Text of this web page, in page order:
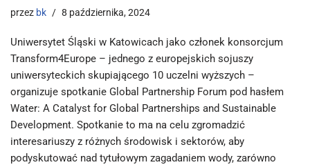
przez bk 8 października, 2024
Uniwersytet Śląski w Katowicach jako członek konsorcjum
Transform4Europe – jednego z europejskich sojuszy
uniwersyteckich skupiającego 10 uczelni wyższych –
organizuje spotkanie Global Partnership Forum pod hasłem
Water: A Catalyst for Global Partnerships and Sustainable
Development. Spotkanie to ma na celu zgromadzić
interesariuszy z różnych środowisk i sektorów, aby
podyskutować nad tytułowym zagadaniem wody, zarówno